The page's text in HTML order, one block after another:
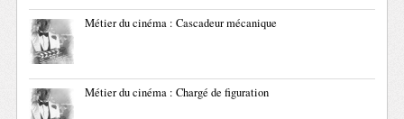
Métier du cinéma : Cascadeur mécanique
Métier du cinéma : Chargé de figuration